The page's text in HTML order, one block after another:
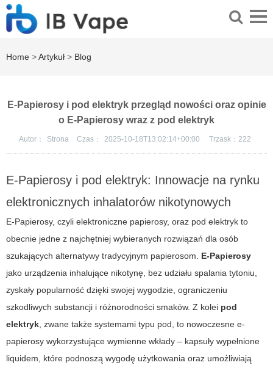
Home >Artykuł > Blog
E-Papierosy i pod elektryk przegląd nowości oraz opinie
o E-Papierosy wraz z pod elektryk
Autor： Strona Czas： 2025-10-18T13:02:14+00:00 Trzask： 222
E-Papierosy i pod elektryk: Innowacje na rynku
elektronicznych inhalatorów nikotynowych
E-Papierosy, czyli elektroniczne papierosy, oraz pod elektryk to
obecnie jedne z najchętniej wybieranych rozwiązań dla osób
szukających alternatywy tradycyjnym papierosom. E-Papierosy
jako urządzenia inhalujące nikotynę, bez udziału spalania tytoniu,
zyskały popularność dzięki swojej wygodzie, ograniczeniu
szkodliwych substancji i różnorodności smaków. Z kolei pod
elektryk, zwane także systemami typu pod, to nowoczesne e-
papierosy wykorzystujące wymienne wkłady – kapsuły wypełnione
liquidem, które podnoszą wygodę użytkowania oraz umożliwiają